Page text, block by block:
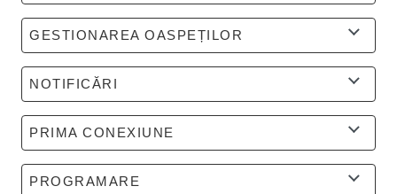
GESTIONAREA OASPEȚILOR
NOTIFICĂRI
PRIMA CONEXIUNE
PROGRAMARE